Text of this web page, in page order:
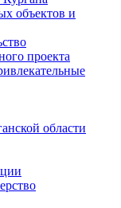
объектов и
проекта
области